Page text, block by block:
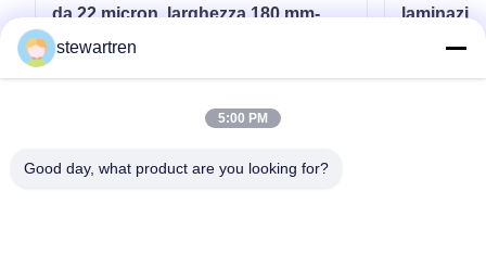
da 22 micron, larghezza 180 mm-
1300 mm, per carta / cartone
plastica
stewartren
5:00 PM
Good day, what product are you looking for?